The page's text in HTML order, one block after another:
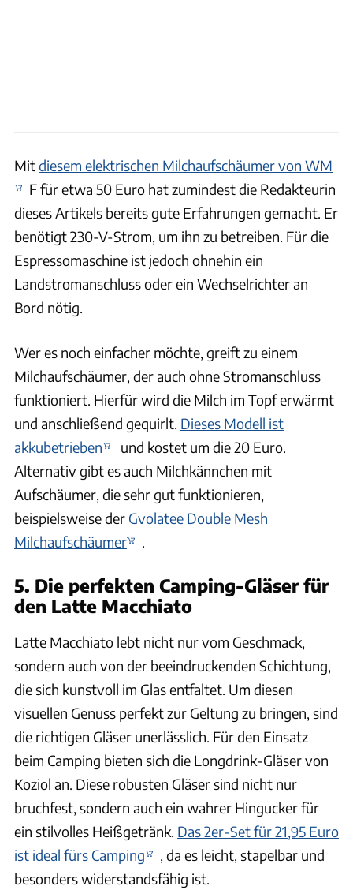
Mitdiesem elektrischen Milchaufschäumer von WM
F für etwa 50 Euro hat zumindest die Redakteurin
dieses Artikels bereits gute Erfahrungen gemacht. Er
benötigt 230-V-Strom, um ihn zu betreiben. Für die
Espressomaschine ist jedoch ohnehin ein
Landstromanschluss oder ein Wechselrichter an
Bord nötig.
Wer es noch einfacher möchte, greift zu einem
Milchaufschäumer, der auch ohne Stromanschluss
funktioniert. Hierfür wird die Milch im Topf erwärmt
und anschließend gequirlt. Dieses Modell ist
akkubetrieben
und kostet um die 20 Euro.
Alternativ gibt es auch Milchkännchen mit
Aufschäumer, die sehr gut funktionieren,
beispielsweise der Gvolatee Double Mesh
Milchaufschäumer
.
5. Die perfekten Camping-Gläser für
den Latte Macchiato
Latte Macchiato lebt nicht nur vom Geschmack,
sondern auch von der beeindruckenden Schichtung,
die sich kunstvoll im Glas entfaltet. Um diesen
visuellen Genuss perfekt zur Geltung zu bringen, sind
die richtigen Gläser unerlässlich. Für den Einsatz
beim Camping bieten sich die Longdrink-Gläser von
Koziol an. Diese robusten Gläser sind nicht nur
bruchfest, sondern auch ein wahrer Hingucker für
ein stilvolles Heißgetränk. Das 2er-Set für 21,95 Euro
ist ideal fürs Camping
, da es leicht, stapelbar und
besonders widerstandsfähig ist.